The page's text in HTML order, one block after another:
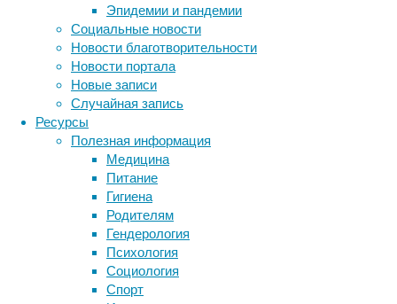
Эпидемии и пандемии
Социальные новости
Новости благотворительности
Новости портала
Новые записи
Случайная запись
Ресурсы
Полезная информация
Медицина
Питание
Гигиена
Родителям
Гендерология
Психология
Социология
Спорт
Вместо
охоты
поиска
падали
научились
сотрудничать